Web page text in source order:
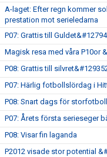
A-laget: Efter regn kommer
prestation mot serieledarna
P07: Grattis till
Magisk resa med våra P10or
P08: Grattis till
P07: Härlig fotbollslördag i
P08: Snart dags för
P07: Årets första serieseger
P08: Visar fin laganda
P2012 visade stor potential